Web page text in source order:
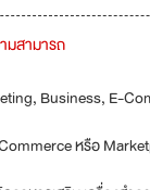
มสามารถ
Business, E-
หรือ